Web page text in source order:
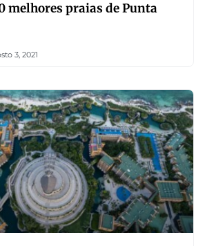
melhores praias de Punta
3, 2021